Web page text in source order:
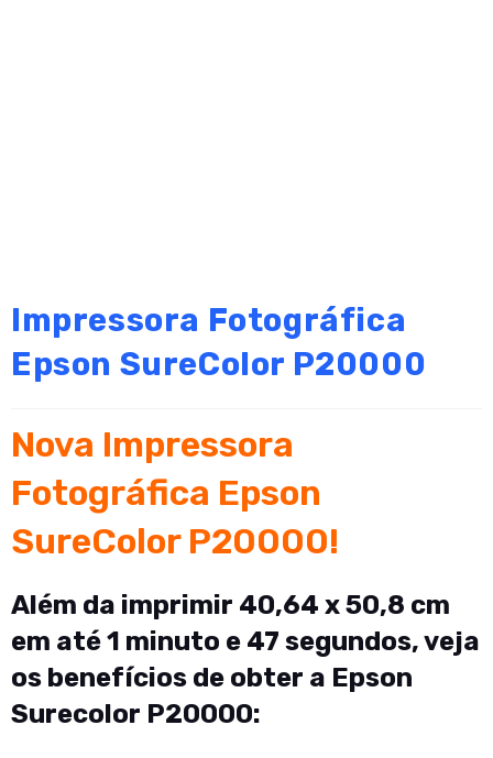
Impressora Fotográfica
Epson SureColor P20000
Nova Impressora
Fotográfica Epson
SureColor P20000!
Além da imprimir 40,64 x 50,8 cm
em até 1 minuto e 47 segundos, veja
os benefícios de obter a Epson
Surecolor P20000: